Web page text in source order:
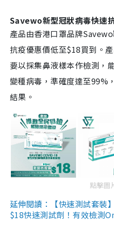
Savewo新型冠狀病毒快速
產品由香港口罩品牌
抗疫優惠價低至$18買到。
要以採集鼻液樣本作檢測
變種病毒，準確度達至99%
結果。
點擊圖
延伸閱讀：【快速測試套裝
$18快速測試劑！有效檢測